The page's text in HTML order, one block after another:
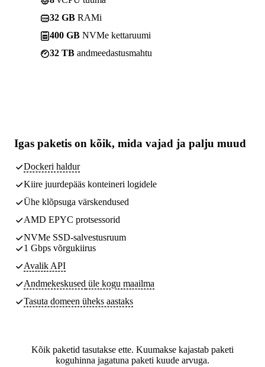
32 GB RAMi
400 GB NVMe kettaruumi
32 TB andmeedastusmahtu
Igas paketis on kõik, mida vajad ja palju muud
Dockeri haldur
Kiire juurdepääs konteineri logidele
Ühe klõpsuga värskendused
AMD EPYC protsessorid
NVMe SSD-salvestusruum
1 Gbps võrgukiirus
Avalik API
Andmekeskused üle kogu maailma
Tasuta domeen üheks aastaks
Kõik paketid tasutakse ette. Kuumakse kajastab paketi
koguhinna jagatuna paketi kuude arvuga.